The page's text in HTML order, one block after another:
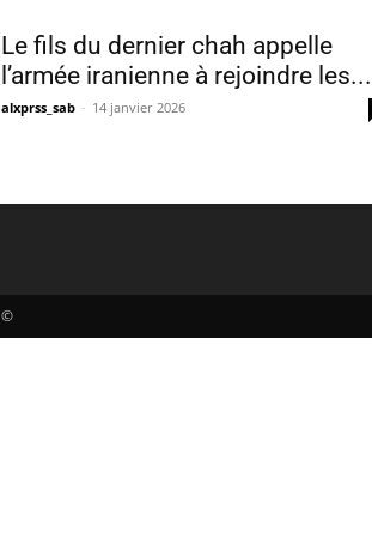
Le fils du dernier chah appelle
l’armée iranienne à rejoindre les...
alxprss_sab - 14 janvier 2026
©